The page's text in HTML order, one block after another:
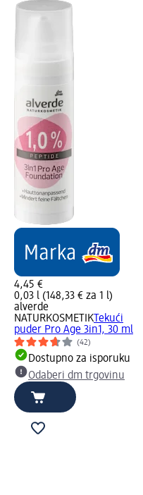
4,45 €
0,03 l (148,33 € za 1 l)
alverde
NATURKOSMETIK Tekući
puder Pro Age 3in1, 30 ml
(42)
Dostupno za isporuku
Odaberi dm trgovinu